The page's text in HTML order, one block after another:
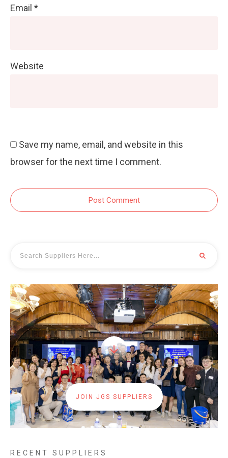
Email *
Website
Save my name, email, and website in this
browser for the next time I comment.
Post Comment
JOIN JGS SUPPLIERS
RECENT SUPPLIERS